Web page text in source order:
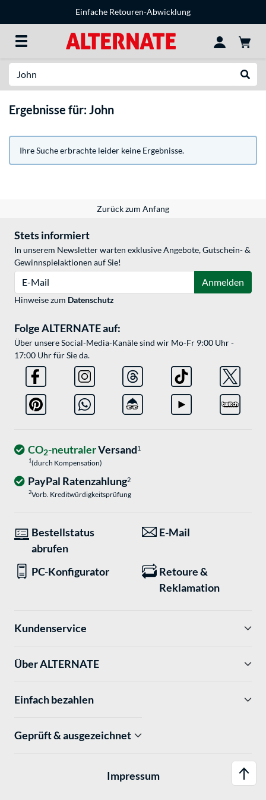
Einfache Retouren-Abwicklung
Ergebnisse für: John
Ihre Suche erbrachte leider keine Ergebnisse.
Zurück zum Anfang
Stets informiert
In unserem Newsletter warten exklusive Angebote, Gutschein- &
Gewinnspielaktionen auf Sie!
Anmelden
Hinweise zum Datenschutz
Folge ALTERNATE auf:
Über unsere Social-Media-Kanäle sind wir Mo-Fr 9:00 Uhr -
17:00 Uhr für Sie da.
CO2-neutralerVersand1
1(durch Kompensation)
PayPal Ratenzahlung2
2Vorb. Kreditwürdigkeitsprüfung
Bestellstatus
abrufen
E-Mail
PC-Konfigurator
Retoure &
Reklamation
Kundenservice
Über ALTERNATE
Einfach bezahlen
Geprüft & ausgezeichnet
Impressum